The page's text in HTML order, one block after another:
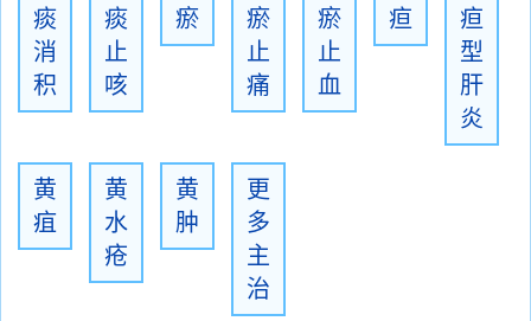
痰
消
积
痰
止
咳
瘀
瘀
止
痛
瘀
止
血
疸
疸
型
肝
炎
黄
疽
黄
水
疮
黄
肿
更
多
主
治